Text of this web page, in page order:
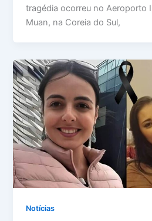
tragédia ocorreu no Aeroporto
Muan, na Coreia do Sul,
Notícias